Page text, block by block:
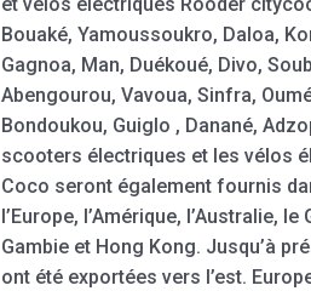
et vélos électriques Rooder
Bouaké, Yamoussoukro, Daloa,
Gagnoa, Man, Duékoué, Divo,
Abengourou, Vavoua, Sinfra,
Bondoukou, Guiglo , Danané,
scooters électriques et les vélos
Coco seront également fournis
l’Europe, l’Amérique, l’Australie,
Gambie et Hong Kong. Jusqu’à
ont été exportées vers l’est.